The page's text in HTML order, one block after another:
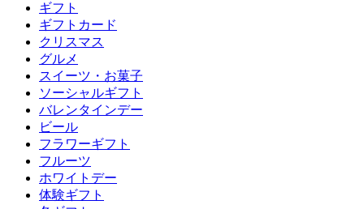
ギフト
ギフトカード
クリスマス
グルメ
スイーツ・お菓子
ソーシャルギフト
バレンタインデー
ビール
フラワーギフト
フルーツ
ホワイトデー
体験ギフト